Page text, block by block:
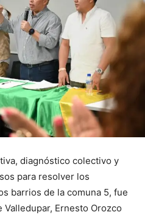
diagnóstico colectivo y
para resolver los
barrios de la comuna 5, fue
Ernesto Orozco